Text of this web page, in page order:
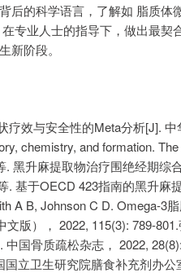
后的科学语言，了解如 脂质体
专业人士的指导下，做出最契
新阶段。
效与安全性的Meta分析[J].
chemistry, and formation.
黑升麻提取物治疗围绝经期综
. 基于OECD 423指南的黑升麻
A B, Johnson C D. Omega-3
版）， 2022, 115(3): 789-
国骨质疏松杂志， 2022,
立卫生研究院膳食补充剂办